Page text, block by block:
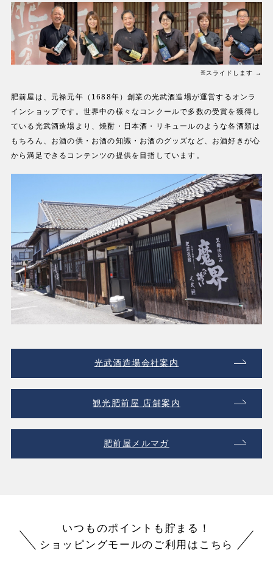
※スライドします →
肥前屋は、元禄元年（1688年）創業の光武酒造場が運営するオンラ
インショップです。世界中の様々なコンクールで多数の受賞を獲得し
ている光武酒造場より、焼酎・日本酒・リキュールのような各酒類は
もちろん、お酒の供・お酒の知識・お酒のグッズなど、お酒好きが心
から満足できるコンテンツの提供を目指しています。
光武酒造場会社案内
観光肥前屋 店舗案内
肥前屋メルマガ
いつものポイントも貯まる！
ショッピングモールのご利用はこちら